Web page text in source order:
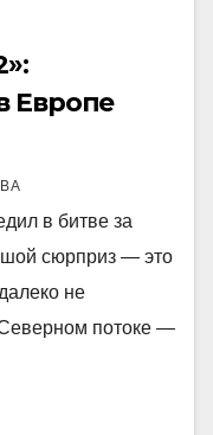
Европе
в битве за
сюрприз — это
не
потоке —